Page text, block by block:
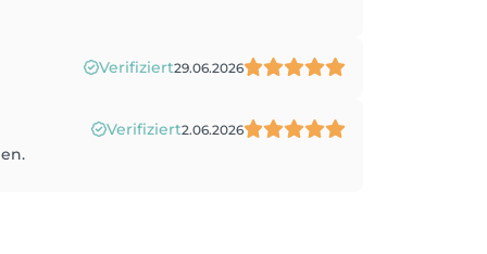
Verifiziert29.06.2026
Verifiziert2.06.2026